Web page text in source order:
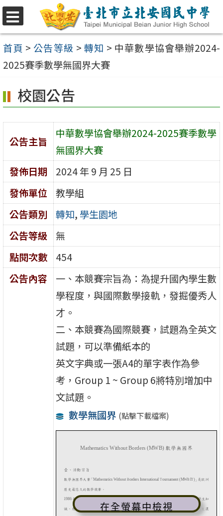
選
單
跳
至
主
要
容
區
首頁 > 公告等級 > 轉知 > 中華數學協會舉辦2024-
2025賽季數學無國界大賽
校園公告
公告主旨
中華數學協會舉辦2024-2025賽季數學
無國界大賽
發佈日期
2024 年 9 月 25 日
發佈單位
教學組
公告類別
轉知, 學生園地
公告等級
無
點閱次數
454
公告內容
一、本競賽宗旨為：為提升國內學生數
學程度，與國際數學接軌，發掘優秀人
才。
二、本競賽為國際競賽，試題為全英文
試題，可以準備紙本的
英文字典或一張A4的單字表作為參
考，Group 1 ~ Group 6將特別增加中
文試題。
數學無國界 (點擊下載檔案)
在全螢幕中檢視